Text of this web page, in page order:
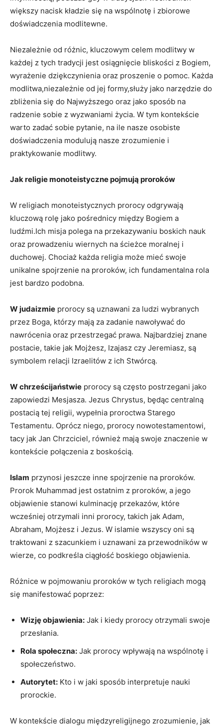
większy nacisk ⁢kładzie się ‌na⁢ wspólnotę i zbiorowe
doświadczenia‌ modlitewne.
Niezależnie od różnic, kluczowym celem modlitwy w
każdej z​ tych tradycji⁣ jest osiągnięcie bliskości ​z Bogiem,
wyrażenie dziękczynienia oraz proszenie ‌o‍ pomoc. ‌Każda
modlitwa,niezależnie od‌ jej formy,służy jako ⁣narzędzie do
zbliżenia się do ⁤Najwyższego oraz⁣ jako sposób⁤ na
radzenie sobie z wyzwaniami życia. W‍ tym kontekście​
warto zadać sobie pytanie, ⁣na ile nasze osobiste
doświadczenia ⁢modulują nasze zrozumienie i
praktykowanie modlitwy.
Jak religie ‌monoteistyczne‍ pojmują proroków
W ⁤religiach monoteistycznych prorocy odgrywają
kluczową rolę jako pośrednicy między Bogiem a
ludźmi.Ich ‌misja polega‌ na przekazywaniu boskich nauk
oraz prowadzeniu wiernych na⁣ ścieżce⁣ moralnej ‌i
duchowej. Chociaż każda religia może mieć swoje
⁤unikalne spojrzenie na proroków, ich fundamentalna⁢ rola⁣
jest bardzo⁢ podobna.
W judaizmie prorocy są uznawani⁣ za ludzi wybranych
przez Boga, którzy mają za⁤ zadanie nawoływać ⁣do
nawrócenia oraz przestrzegać prawa. ⁢Najbardziej znane
postacie, takie jak Mojżesz,⁤ Izajasz czy Jeremiasz, są‌
symbolem relacji Izraelitów z ‌ich Stwórcą.
W chrześcijaństwie prorocy są często postrzegani⁣ jako
zapowiedzi Mesjasza.⁣ Jezus Chrystus, będąc centralną
⁢postacią tej religii, wypełnia ​proroctwa ⁤Starego
⁣Testamentu. Oprócz niego, prorocy nowotestamentowi,
tacy ⁣jak Jan⁤ Chrzciciel,⁢ również mają swoje znaczenie ‌w
kontekście⁣ połączenia z ​boskością.
Islam przynosi jeszcze inne spojrzenie⁢ na proroków.
Prorok Muhammad jest ostatnim z proroków, a jego
objawienie ⁢stanowi ⁢kulminację przekazów,⁤ które
‍wcześniej‌ otrzymali inni prorocy, takich​ jak Adam,
Abraham, Mojżesz i Jezus.⁤ W⁤ islamie‌ wszyscy ⁢oni są
traktowani z ‍szacunkiem i ‍uznawani ⁣za przewodników ​w
wierze, co⁣ podkreśla ciągłość ​boskiego objawienia.
Różnice ⁣w‍ pojmowaniu proroków⁣ w tych religiach⁣ mogą
się manifestować⁤ poprzez:
Wizję objawienia: Jak i kiedy prorocy ⁢otrzymali swoje
przesłania.
Rola ‌społeczna: Jak prorocy wpływają na wspólnotę i
społeczeństwo.
Autorytet: ⁤Kto i w​ jaki sposób interpretuje ⁤nauki
prorockie.
W kontekście⁤ dialogu międzyreligijnego zrozumienie, jak⁢